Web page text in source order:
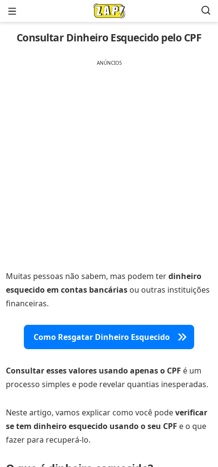
Menu
Consultar Dinheiro Esquecido pelo CPF
ANÚNCIOS
Muitas pessoas não sabem, mas podem terdinheiro
esquecido em contas bancárias ou outras instituições
financeiras.
Como Resgatar Dinheiro Esquecido
Consultar esses valores usando apenas o CPF é um
processo simples e pode revelar quantias inesperadas.
Neste artigo, vamos explicar como você podeverificar
se tem dinheiro esquecido usando o seu CPF e o que
fazer para recuperá-lo.